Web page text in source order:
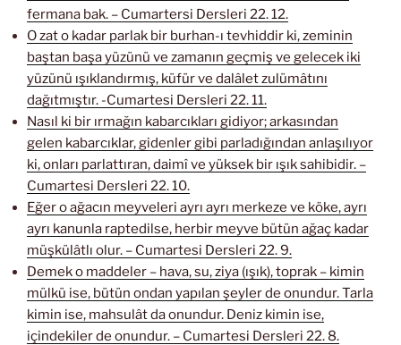
fermana bak. – Cumartersi Dersleri 22. 12.
O zat o kadar parlak bir burhan-ı tevhiddir ki, zeminin
baştan başa yüzünü ve zamanın geçmiş ve gelecek iki
yüzünü ışıklandırmış, küfür ve dalâlet zulümâtını
dağıtmıştır. -Cumartesi Dersleri 22. 11.
Nasıl ki bir ırmağın kabarcıkları gidiyor; arkasından
gelen kabarcıklar, gidenler gibi parladığından anlaşılıyor
ki, onları parlattıran, daimî ve yüksek bir ışık sahibidir. –
Cumartesi Dersleri 22. 10.
Eğer o ağacın meyveleri ayrı ayrı merkeze ve köke, ayrı
ayrı kanunla raptedilse, herbir meyve bütün ağaç kadar
müşkülâtlı olur. – Cumartesi Dersleri 22. 9.
Demek o maddeler – hava, su, ziya (ışık), toprak – kimin
mülkü ise, bütün ondan yapılan şeyler de onundur. Tarla
kimin ise, mahsulât da onundur. Deniz kimin ise,
içindekiler de onundur. – Cumartesi Dersleri 22. 8.